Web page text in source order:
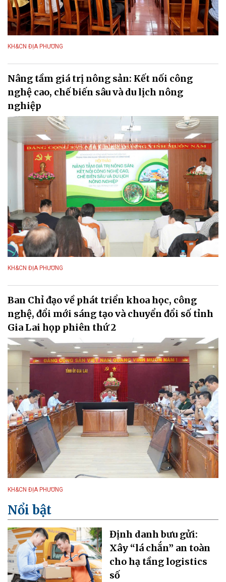
KH&CN ĐỊA PHƯƠNG
Nâng tầm giá trị nông sản: Kết nối công
nghệ cao, chế biến sâu và du lịch nông
nghiệp
KH&CN ĐỊA PHƯƠNG
Ban Chỉ đạo về phát triển khoa học, công
nghệ, đổi mới sáng tạo và chuyển đổi số tỉnh
Gia Lai họp phiên thứ 2
KH&CN ĐỊA PHƯƠNG
Nổi bật
Định danh bưu gửi:
Xây “lá chắn” an toàn
cho hạ tầng logistics
số